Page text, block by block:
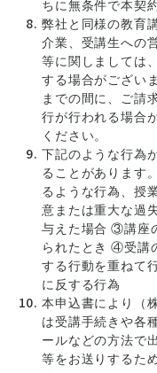
ちに無条件で本契
弊社と同様の教育
介業、受講生への
等に関しましては
する場合がござい
までの間に、ご請
行が行われる場合
ください。
下記のような行為
ることがあります
るような行為、授
意または重大な過
与えた場合 ③講座
られたとき ④受講
する行動を重ねて
に反する行為
本申込書により（
は受講手続きや各
ールなどの方法で
等をお送りするた